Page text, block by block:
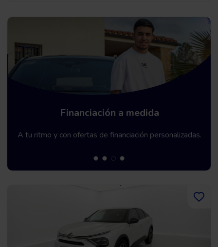
Financiación a medida
A tu ritmo y con ofertas de financiación personalizadas.